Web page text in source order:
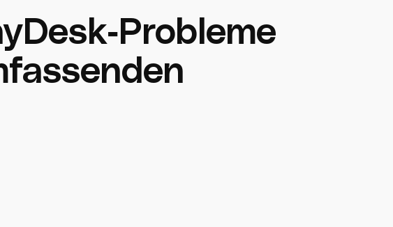
Probleme